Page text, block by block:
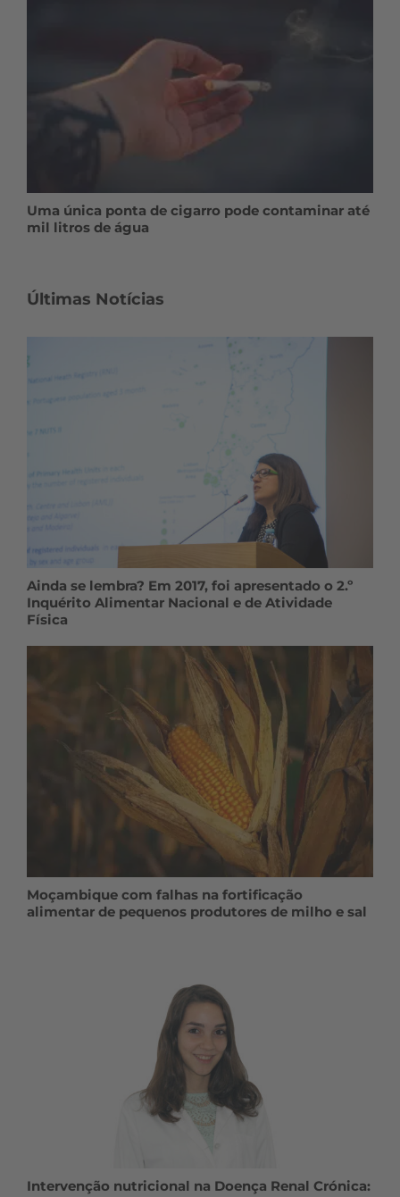
Uma única ponta de cigarro pode contaminar até
mil litros de água
Últimas Notícias
Ainda se lembra? Em 2017, foi apresentado o 2.º
Inquérito Alimentar Nacional e de Atividade
Física
Moçambique com falhas na fortificação
alimentar de pequenos produtores de milho e sal
Intervenção nutricional na Doença Renal Crónica: